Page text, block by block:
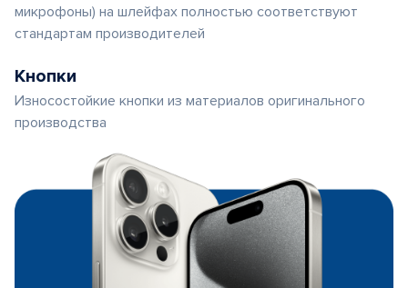
микрофоны) на шлейфах полностью соответствуют
стандартам производителей
Кнопки
Износостойкие кнопки из материалов оригинального
производства